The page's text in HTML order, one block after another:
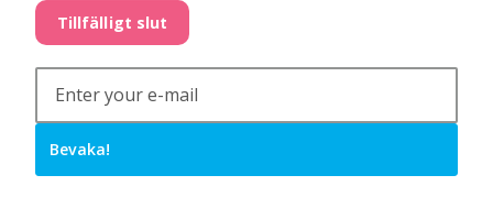
Tillfälligt slut
Bevaka!